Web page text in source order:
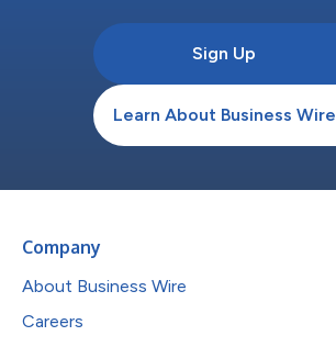
Sign Up
Learn About Business Wire
Company
About Business Wire
Careers